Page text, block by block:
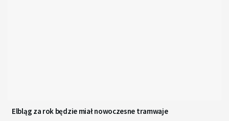
Elbląg za rok będzie miał nowoczesne tramwaje